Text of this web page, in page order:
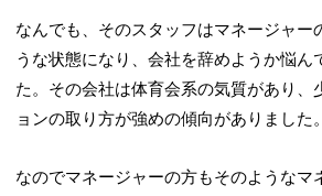
なんでも、そのスタッフはマネージャー
うな状態になり、会社を辞めようか悩ん
た。その会社は体育会系の気質があり、
ョンの取り方が強めの傾向がありました。
なのでマネージャーの方もそのようなマ